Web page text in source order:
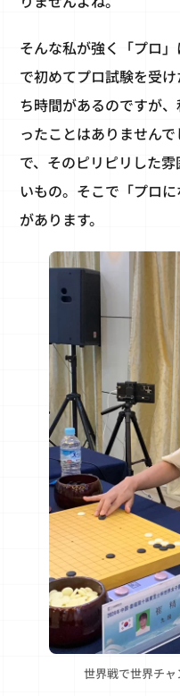
そんな私が強く「プロ
で初めてプロ試験を受
ち時間があるのですが
ったことはありません
で、そのピリピリした
いもの。そこで「プロ
があります。
世界戦で世界チ